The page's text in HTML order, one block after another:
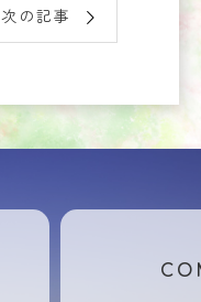
次の記事